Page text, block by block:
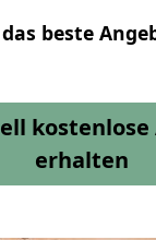
das beste
kostenlose
erhalten